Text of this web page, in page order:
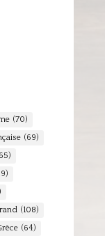
(70)
(69)
(108)
(64)